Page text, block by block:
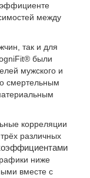
между
так и для
были
мужского и
смертельным
корреляции
различных
ниже
вместе с